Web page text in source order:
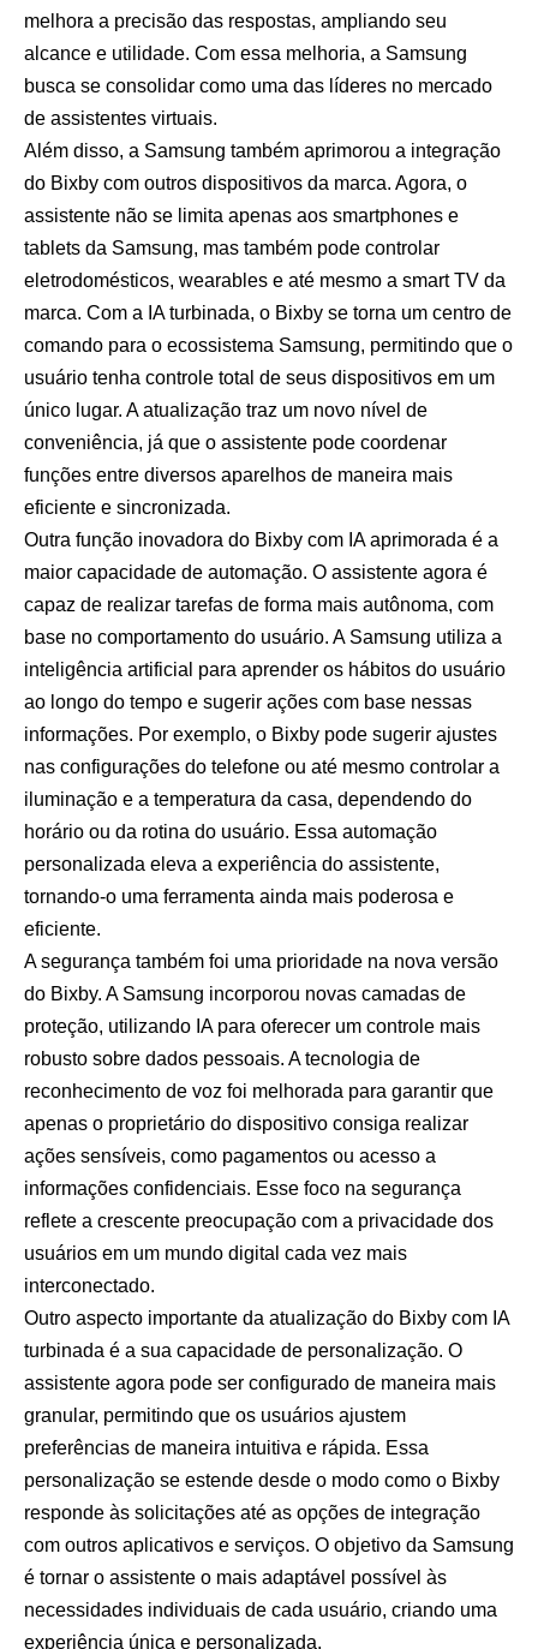
melhora a precisão das respostas, ampliando seu
alcance e utilidade. Com essa melhoria, a Samsung
busca se consolidar como uma das líderes no mercado
de assistentes virtuais.
Além disso, a Samsung também aprimorou a integração
do Bixby com outros dispositivos da marca. Agora, o
assistente não se limita apenas aos smartphones e
tablets da Samsung, mas também pode controlar
eletrodomésticos, wearables e até mesmo a smart TV da
marca. Com a IA turbinada, o Bixby se torna um centro de
comando para o ecossistema Samsung, permitindo que o
usuário tenha controle total de seus dispositivos em um
único lugar. A atualização traz um novo nível de
conveniência, já que o assistente pode coordenar
funções entre diversos aparelhos de maneira mais
eficiente e sincronizada.
Outra função inovadora do Bixby com IA aprimorada é a
maior capacidade de automação. O assistente agora é
capaz de realizar tarefas de forma mais autônoma, com
base no comportamento do usuário. A Samsung utiliza a
inteligência artificial para aprender os hábitos do usuário
ao longo do tempo e sugerir ações com base nessas
informações. Por exemplo, o Bixby pode sugerir ajustes
nas configurações do telefone ou até mesmo controlar a
iluminação e a temperatura da casa, dependendo do
horário ou da rotina do usuário. Essa automação
personalizada eleva a experiência do assistente,
tornando-o uma ferramenta ainda mais poderosa e
eficiente.
A segurança também foi uma prioridade na nova versão
do Bixby. A Samsung incorporou novas camadas de
proteção, utilizando IA para oferecer um controle mais
robusto sobre dados pessoais. A tecnologia de
reconhecimento de voz foi melhorada para garantir que
apenas o proprietário do dispositivo consiga realizar
ações sensíveis, como pagamentos ou acesso a
informações confidenciais. Esse foco na segurança
reflete a crescente preocupação com a privacidade dos
usuários em um mundo digital cada vez mais
interconectado.
Outro aspecto importante da atualização do Bixby com IA
turbinada é a sua capacidade de personalização. O
assistente agora pode ser configurado de maneira mais
granular, permitindo que os usuários ajustem
preferências de maneira intuitiva e rápida. Essa
personalização se estende desde o modo como o Bixby
responde às solicitações até as opções de integração
com outros aplicativos e serviços. O objetivo da Samsung
é tornar o assistente o mais adaptável possível às
necessidades individuais de cada usuário, criando uma
experiência única e personalizada.